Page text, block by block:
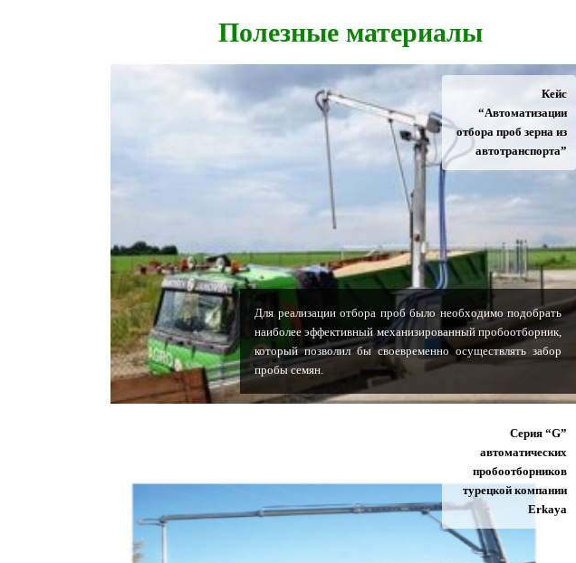
Полезные материалы
Кейс
“Автоматизации
отбора проб зерна из
автотранспорта”
Для реализации отбора проб было необходимо подобрать
наиболее эффективный механизированный пробоотборник,
который позволил бы своевременно осуществлять забор
пробы семян.
Серия “G”
автоматических
пробоотборников
турецкой компании
Erkaya